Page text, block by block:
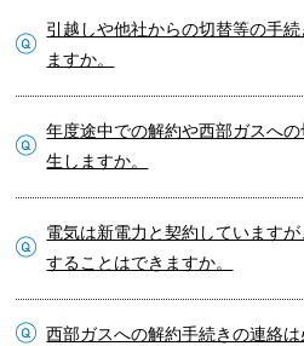
引越しや他社からの切替等の手
ますか。
年度途中での解約や西部ガスへ
生しますか。
電気は新電力と契約しています
することはできますか。
西部ガスへの解約手続きの連絡は